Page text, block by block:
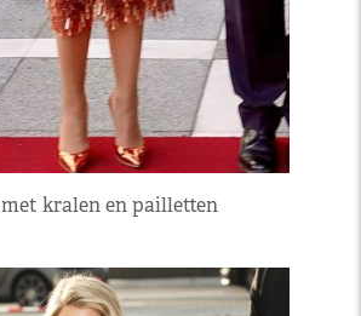
kralen en pailletten